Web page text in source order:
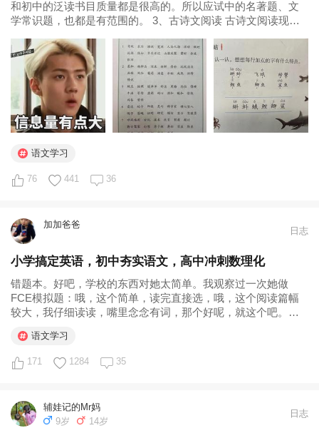
和初中的泛读书目质量都是很高的。所以应试中的名著题、文
学常识题，也都是有范围的。 3、古诗文阅读 古诗文阅读现在
体来说，古诗文的阅读相对于现代文阅读，简单很多。这也是
为什么我们可以提前学初中的...
语文学习
76 441 36
加加爸爸
日志
小学搞定英语，初中夯实语文，高中冲刺数理化
错题本。好吧，学校的东西对她太简单。我观察过一次她做
FCE模拟题：哦，这个简单，读完直接选，哦，这个阅读篇幅
较大，我仔细读读，嘴里念念有词，那个好呢，就这个吧。我
答案，她是对的。我只好匿了。 关键是小学阶段抓英语又是符
合大多数人的学习规律的，当然...
语文学习
171 1284 35
辅娃记的Mr妈
9岁
14岁
日志